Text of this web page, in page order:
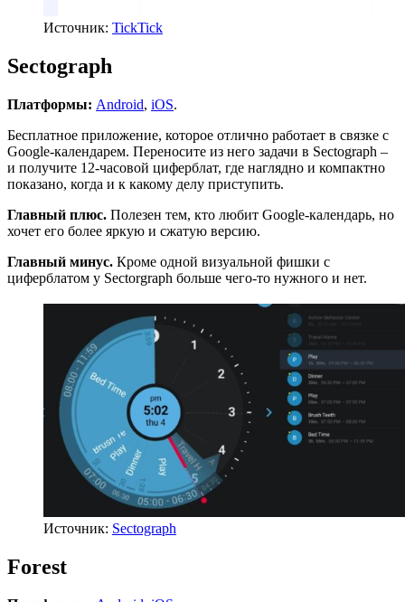
Источник: TickTick
Sectograph
Платформы: Android, iOS.
Бесплатное приложение, которое отлично работает в связке с
Google-календарем. Переносите из него задачи в Sectograph –
и получите 12-часовой циферблат, где наглядно и компактно
показано, когда и к какому делу приступить.
Главный плюс. Полезен тем, кто любит Google-календарь, но
хочет его более яркую и сжатую версию.
Главный минус. Кроме одной визуальной фишки с
циферблатом у Sectorgraph больше чего-то нужного и нет.
Источник: Sectograph
Forest